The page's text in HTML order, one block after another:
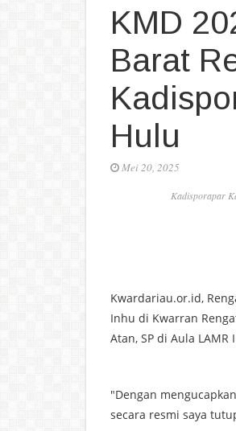
KMD
Barat
Hulu
Mei 20, 2025
Kadisporapar
Kwardariau.or.id,
Inhu di Kwarran
Atan, SP di Aula
"Dengan
secara resmi saya